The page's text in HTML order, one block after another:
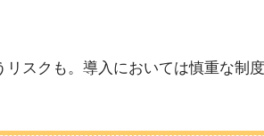
スクも。導入においては慎重な制